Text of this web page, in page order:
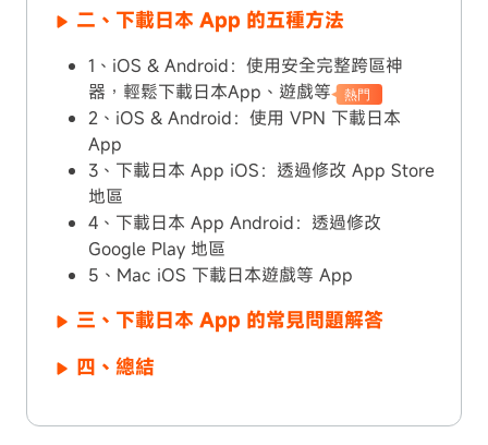
二、下載日本 App 的五種方法
1、iOS & Android：使用安全完整跨區神
器，輕鬆下載日本App、遊戲等
熱門
2、iOS & Android：使用 VPN 下載日本
App
3、下載日本 App iOS：透過修改 App Store
地區
4、下載日本 App Android：透過修改
Google Play 地區
5、Mac iOS 下載日本遊戲等 App
三、下載日本 App 的常見問題解答
四、總結